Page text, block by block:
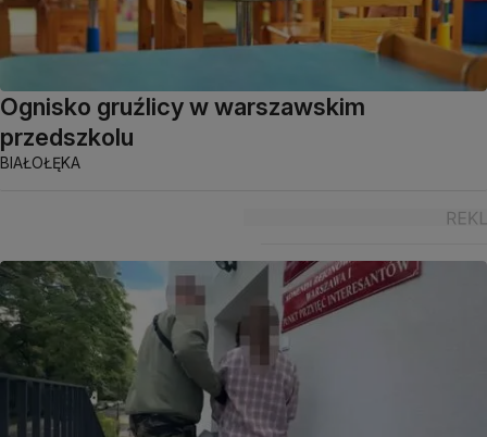
Ognisko gruźlicy w warszawskim
przedszkolu
BIAŁOŁĘKA